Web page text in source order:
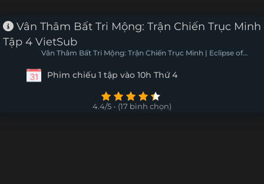
Vân Thâm Bất Tri Mộng: Trận Chiến Trục Minh
Tập 4 VietSub
Vân Thâm Bất Tri Mộng: Trận Chiến Trục Minh | Eclipse of
Phim chiếu 1 tập vào 10h Thứ 4
4.4/5 - (17 bình chọn)